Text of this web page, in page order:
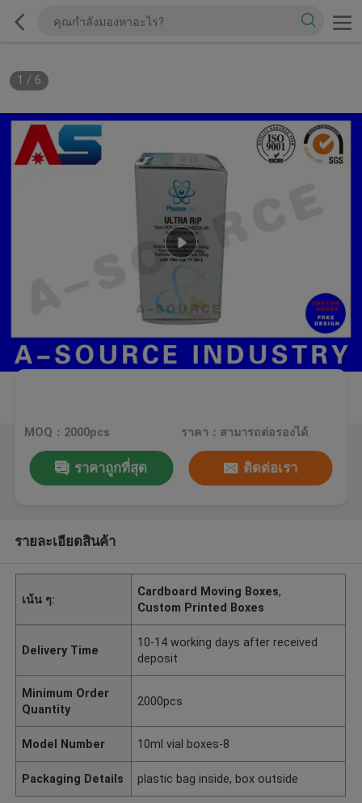
1 / 6
MOQ：2000pcs ราคา：สามารถต่อรองได้
ราคาถูกที่สุด ติดต่อเรา
รายละเอียดสินค้า
เน้น ๆ:
Cardboard Moving Boxes,
Custom Printed Boxes
Delivery Time
10-14 working days after received
deposit
Minimum Order
Quantity
2000pcs
Model Number 10ml vial boxes-8
Packaging Details plastic bag inside, box outside